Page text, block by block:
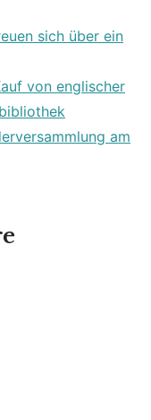
sich über ein
von englischer
am